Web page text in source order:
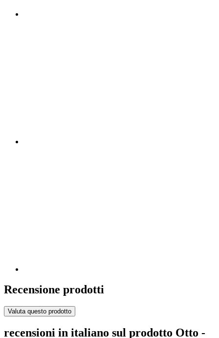
Recensione prodotti
Valuta questo prodotto
recensioni in italiano sul prodotto Otto -